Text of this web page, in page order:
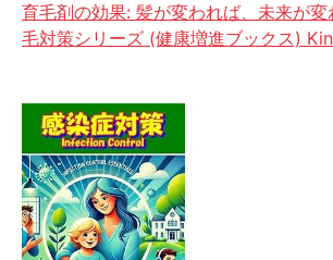
育毛剤の効果: 髪が変われば、未来が
毛対策シリーズ (健康増進ブックス)